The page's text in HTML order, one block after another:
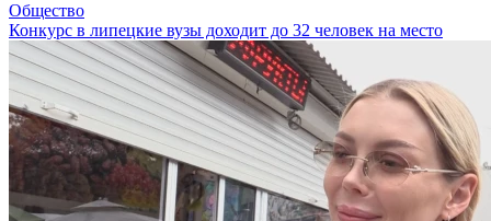
Общество
Конкурс в липецкие вузы доходит до 32 человек на место